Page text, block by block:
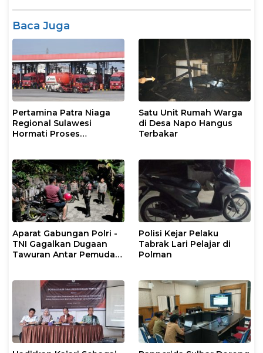
Baca Juga
Pertamina Patra Niaga
Regional Sulawesi
Hormati Proses
di Polman
Satu Unit Rumah Warga
di Desa Napo Hangus
Terbakar
Aparat Gabungan Polri -
TNI Gagalkan Dugaan
Tawuran Antar Pemuda
Polisi Kejar Pelaku
Tabrak Lari Pelajar di
Polman